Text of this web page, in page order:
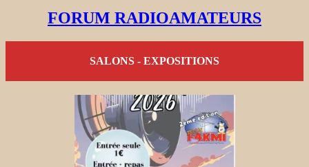
FORUM RADIOAMATEURS
SALONS - EXPOSITIONS